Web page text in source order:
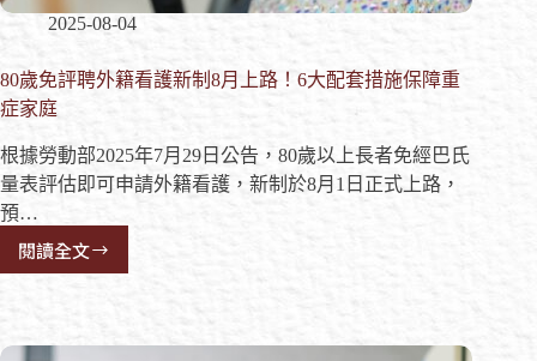
2025-08-04
80歲免評聘外籍看護新制8月上路！6大配套措施保障重
症家庭
根據勞動部2025年7月29日公告，80歲以上長者免經巴氏
量表評估即可申請外籍看護，新制於8月1日正式上路，
預…
閱讀全文